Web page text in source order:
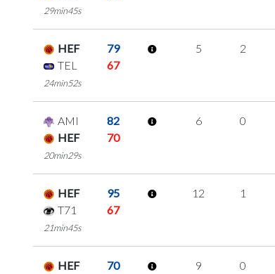
29min45s
HEF
79
TEL
67
24min52s
5 2
AMI
82
HEF
70
20min29s
6 0
HEF
95
T71
67
21min45s
12 1
HEF
70
9 0